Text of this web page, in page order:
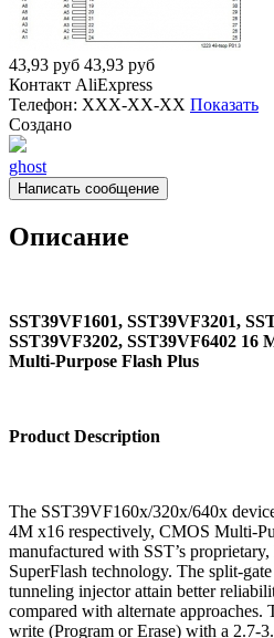
43,93 руб 43,93 руб
Контакт AliExpress
Телефон: XXX-XX-XX Показать
Создано
ghost
Написать сообщение
Описание
SST39VF1601, SST39VF3201,
SST39VF3202, SST39VF6402 16
Multi-Purpose Flash Plus
Product Description
The SST39VF160x/320x/640x
4M x16 respectively, CMOS Multi-
manufactured with SST’s
SuperFlash technology. The split-
tunneling injector attain better
compared with alternate
write (Program or Erase) with a 2.7-